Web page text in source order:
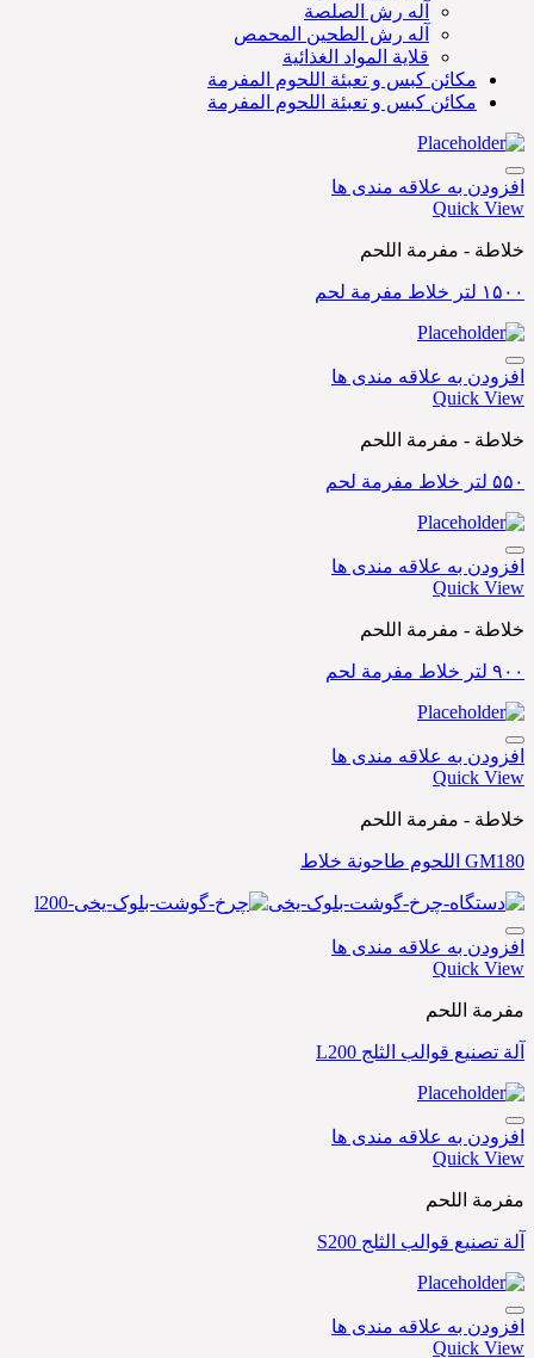
آله رش الصلصة
آله رش الطحين المحمص
قلاية المواد الغذائية
مكائن كبس و تعبئة اللحوم المفرمة
مكائن كبس و تعبئة اللحوم المفرمة
افزودن به علاقه مندی ها
Quick View
خلاطة - مفرمة اللحم
۱۵۰۰ لتر خلاط مفرمة لحم
افزودن به علاقه مندی ها
Quick View
خلاطة - مفرمة اللحم
۵۵۰ لتر خلاط مفرمة لحم
افزودن به علاقه مندی ها
Quick View
خلاطة - مفرمة اللحم
۹۰۰ لتر خلاط مفرمة لحم
افزودن به علاقه مندی ها
Quick View
خلاطة - مفرمة اللحم
GM180 اللحوم طاحونة خلاط
افزودن به علاقه مندی ها
Quick View
مفرمة اللحم
آلة تصنيع قوالب الثلج L200
افزودن به علاقه مندی ها
Quick View
مفرمة اللحم
آلة تصنيع قوالب الثلج S200
افزودن به علاقه مندی ها
Quick View